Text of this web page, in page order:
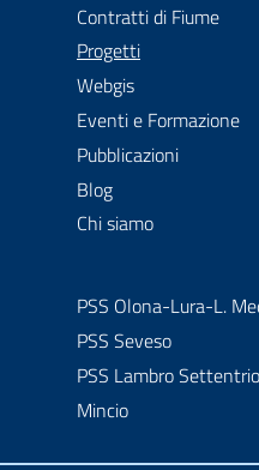
Contratti di Fiume
Progetti
Webgis
Eventi e Formazione
Pubblicazioni
Blog
Chi siamo
PSS Olona-Lura-L.
PSS Seveso
PSS Lambro
Mincio